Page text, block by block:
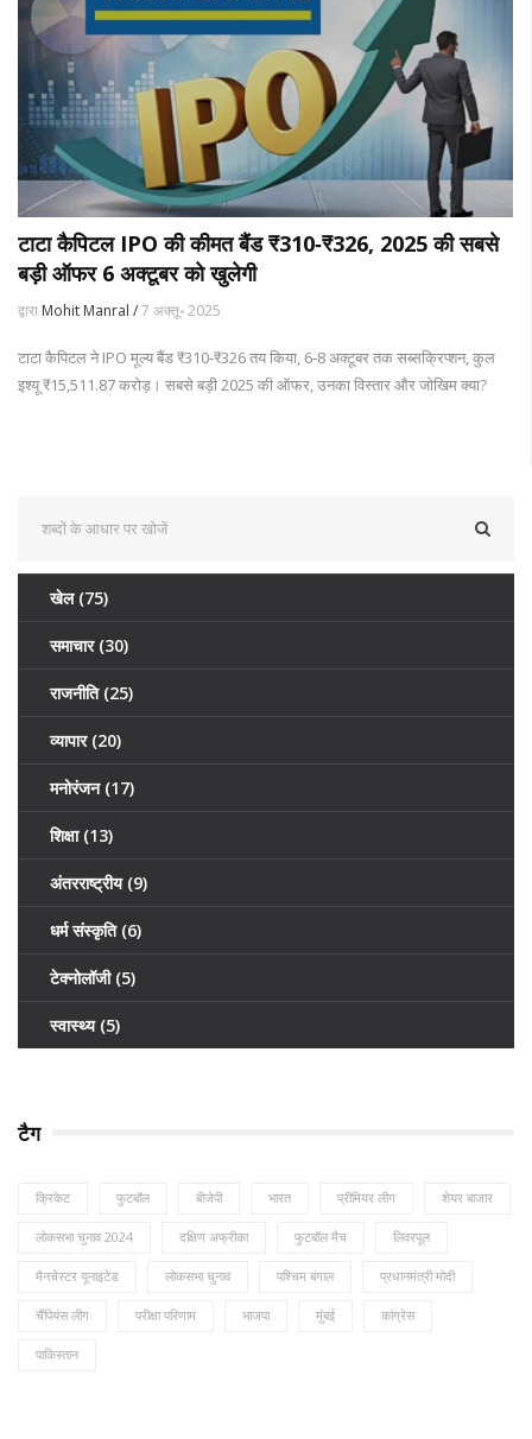
टाटा कैपिटल IPO की कीमत बैंड ₹310‑₹326, 2025 की सबसे
बड़ी ऑफर 6 अक्टूबर को खुलेगी
द्वारा Mohit Manral /7 अक्तू॰ 2025
टाटा कैपिटल ने IPO मूल्य बैंड ₹310‑₹326 तय किया, 6‑8 अक्टूबर तक सब्सक्रिप्शन, कुल
इश्यू ₹15,511.87 करोड़। सबसे बड़ी 2025 की ऑफर, उनका विस्तार और जोखिम क्या?
खेल (75)
समाचार (30)
राजनीति (25)
व्यापार (20)
मनोरंजन (17)
शिक्षा (13)
अंतरराष्ट्रीय (9)
धर्म संस्कृति (6)
टेक्नोलॉजी (5)
स्वास्थ्य (5)
टैग
क्रिकेट फुटबॉल बीजेपी भारत प्रीमियर लीग शेयर बाजार
लोकसभा चुनाव 2024 दक्षिण अफ्रीका फुटबॉल मैच लिवरपूल
मैनचेस्टर यूनाइटेड लोकसभा चुनाव पश्चिम बंगाल प्रधानमंत्री मोदी
चैंपियंस लीग परीक्षा परिणाम भाजपा मुंबई कांग्रेस
पाकिस्तान